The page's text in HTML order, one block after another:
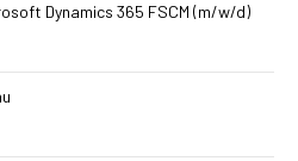
Dynamics 365 FSCM (m/w/d)